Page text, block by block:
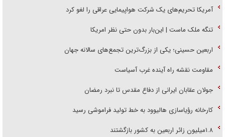
آمریکا تحریم‌های یک شرکت هواپیمایی عراقی را لغو کرد
تنگه ملک ماست | این‌بار بدون حتی نظر امریکا
اربعین حسینی؛ یکی از بزرگ‌ترین تجمع‌های سالانه جهان
مقاومت نقشه راه آینده غرب آسیاست
جولان عقابان ایرانی از دفاع مقدس تا نبرد رمضان
کارخانه رؤیاسازی هالیوود به خط تولید فراموشی رسید
۱.۸میلیون زائر اربعین به کشور بازگشتند